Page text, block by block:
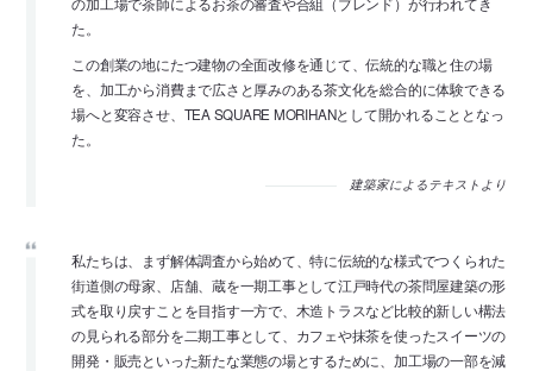
た。
この創業の地にたつ建物の全面改修を通じて、伝統的な職と住の場
を、加工から消費まで広さと厚みのある茶文化を総合的に体験できる
場へと変容させ、TEA SQUARE MORIHANとして開かれることとなっ
た。
建築家によるテキストより
私たちは、まず解体調査から始めて、特に伝統的な様式でつくられた
街道側の母家、店舗、蔵を一期工事として江戸時代の茶問屋建築の形
式を取り戻すことを目指す一方で、木造トラスなど比較的新しい構法
の見られる部分を二期工事として、カフェや抹茶を使ったスイーツの
開発・販売といった新たな業態の場とするために、加工場の一部を減